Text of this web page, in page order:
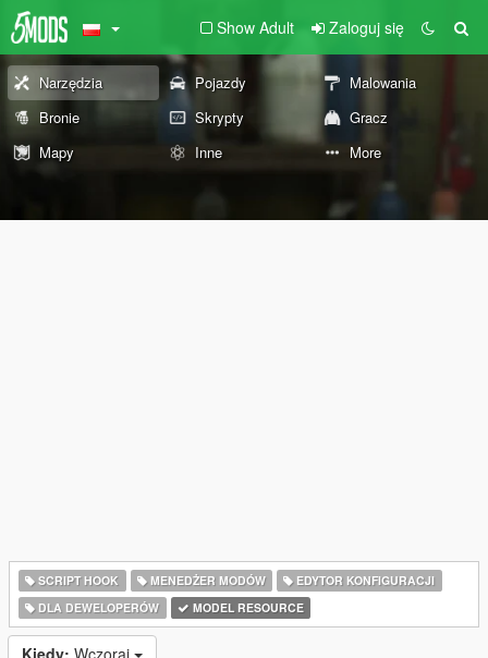
Show Adult Zaloguj się
Narzędzia Pojazdy
Malowania
Bronie
Skrypty
Gracz
Mapy
Inne More
SCRIPT HOOK MENEDŻER MODÓW
EDYTOR KONFIGURACJI
DLA DEWELOPERÓW
MODEL RESOURCE
Kiedy: Wczoraj